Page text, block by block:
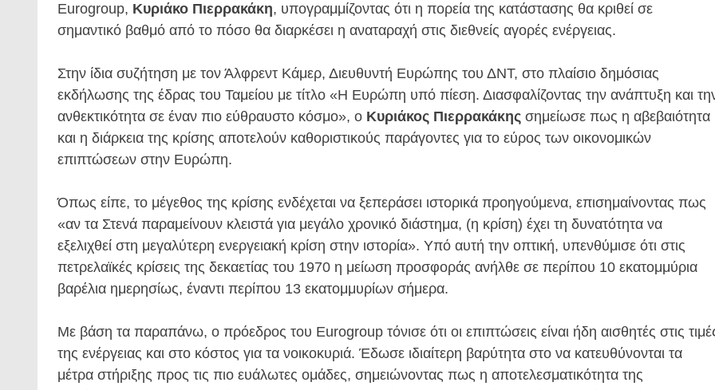
Eurogroup, Κυριάκο Πιερρακάκη, υπογραμμίζοντας ότι η πορεία της κατάστασης θα κριθεί σε
σημαντικό βαθμό από το πόσο θα διαρκέσει η αναταραχή στις διεθνείς αγορές ενέργειας.
Στην ίδια συζήτηση με τον Άλφρεντ Κάμερ, Διευθυντή Ευρώπης του ΔΝΤ, στο πλαίσιο δημόσιας
εκδήλωσης της έδρας του Ταμείου με τίτλο «Η Ευρώπη υπό πίεση. Διασφαλίζοντας την ανάπτυξη και
ανθεκτικότητα σε έναν πιο εύθραυστο κόσμο», ο Κυριάκος Πιερρακάκης σημείωσε πως η αβεβαιότητα
και η διάρκεια της κρίσης αποτελούν καθοριστικούς παράγοντες για το εύρος των οικονομικών
επιπτώσεων στην Ευρώπη.
Όπως είπε, το μέγεθος της κρίσης ενδέχεται να ξεπεράσει ιστορικά προηγούμενα, επισημαίνοντας πως
«αν τα Στενά παραμείνουν κλειστά για μεγάλο χρονικό διάστημα, (η κρίση) έχει τη δυνατότητα να
εξελιχθεί στη μεγαλύτερη ενεργειακή κρίση στην ιστορία». Υπό αυτή την οπτική, υπενθύμισε ότι στις
πετρελαϊκές κρίσεις της δεκαετίας του 1970 η μείωση προσφοράς ανήλθε σε περίπου 10 εκατομμύρια
βαρέλια ημερησίως, έναντι περίπου 13 εκατομμυρίων σήμερα.
Με βάση τα παραπάνω, ο πρόεδρος του Eurogroup τόνισε ότι οι επιπτώσεις είναι ήδη αισθητές στις
της ενέργειας και στο κόστος για τα νοικοκυριά. Έδωσε ιδιαίτερη βαρύτητα στο να κατευθύνονται τα
μέτρα στήριξης προς τις πιο ευάλωτες ομάδες, σημειώνοντας πως η αποτελεσματικότητα της